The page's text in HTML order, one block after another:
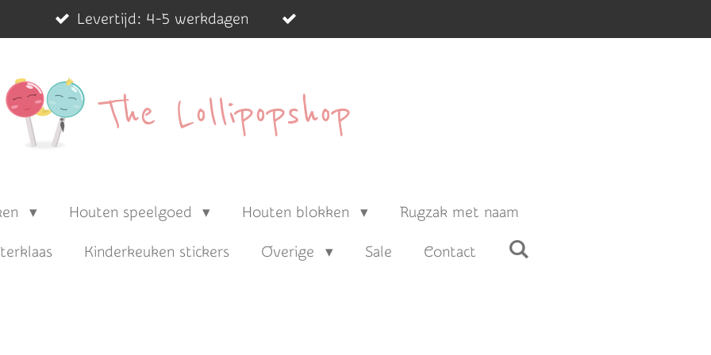
Levertijd: 4-5 werkdagen
The Lollipopshop
Houten speelgoed Houten blokken Rugzak met naam
Kinderkeuken stickers Overige Sale Contact